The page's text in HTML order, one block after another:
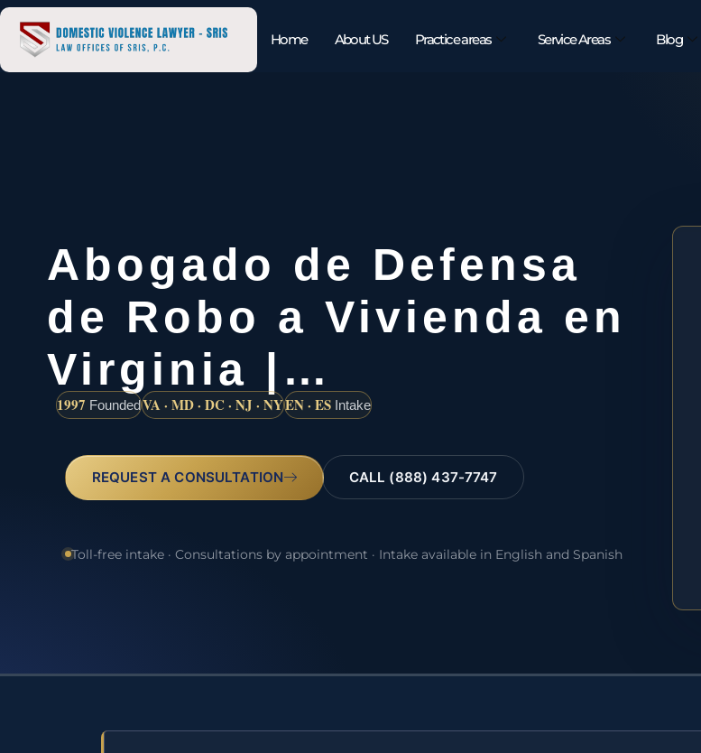
Home About US Practice areas Service Areas Blog
Abogado de Defensa
de Robo a Vivienda en
Virginia |…
1997 FoundedVA · MD · DC · NJ · NYEN · ES Intake
REQUEST A CONSULTATION CALL (888) 437-7747
Toll-free intake · Consultations by appointment · Intake available in English and Spanish